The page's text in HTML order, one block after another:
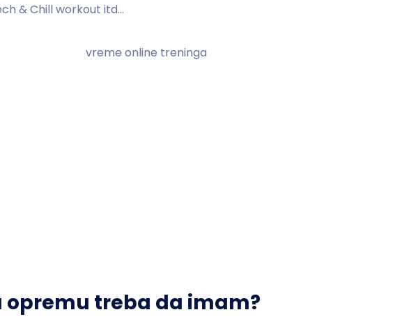
& Chill workout itd…
opremu treba da imam?